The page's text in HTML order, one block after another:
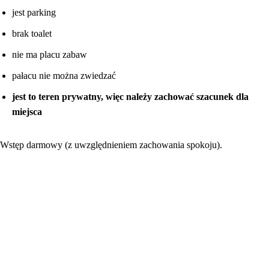
jest parking
brak toalet
nie ma placu zabaw
pałacu nie można zwiedzać
jest to teren prywatny, więc należy zachować szacunek dla
miejsca
Wstęp darmowy (z uwzględnieniem zachowania spokoju).